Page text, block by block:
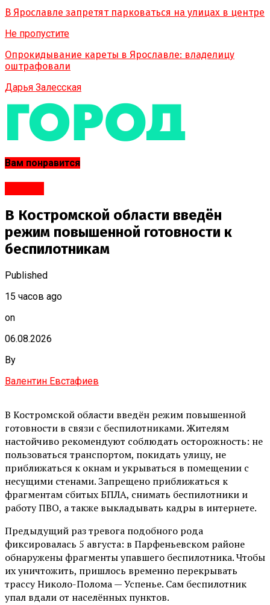
В Ярославле запретят парковаться на улицах в центре
Не пропустите
Опрокидывание кареты в Ярославле: владелицу
оштрафовали
Дарья Залесская
Вам понравится
В Костромской области введён
режим повышенной готовности к
беспилотникам
Published
15 часов ago
on
06.08.2026
By
Валентин Евстафиев
В Костромской области введён режим повышенной
готовности в связи с беспилотниками. Жителям
настойчиво рекомендуют соблюдать осторожность: не
пользоваться транспортом, покидать улицу, не
приближаться к окнам и укрываться в помещении с
несущими стенами. Запрещено приближаться к
фрагментам сбитых БПЛА, снимать беспилотники и
работу ПВО, а также выкладывать кадры в интернете.
Предыдущий раз тревога подобного рода
фиксировалась 5 августа: в Парфеньевском районе
обнаружены фрагменты упавшего беспилотника. Чтобы
их уничтожить, пришлось временно перекрывать
трассу Николо-Полома — Успенье. Сам беспилотник
упал вдали от населённых пунктов.